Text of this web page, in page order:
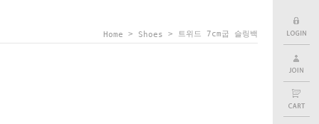
Home > Shoes > 트위드 7cm굽 슬링백